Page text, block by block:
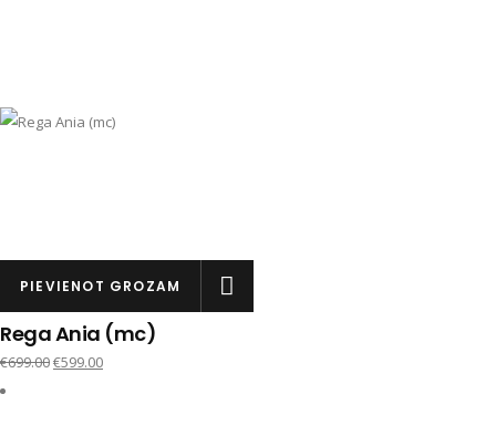
PIEVIENOT GROZAM
Rega Ania (mc)
€699.00€599.00